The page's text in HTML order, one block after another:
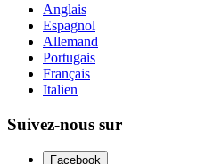
Anglais
Espagnol
Allemand
Portugais
Français
Italien
Suivez-nous sur
Facebook